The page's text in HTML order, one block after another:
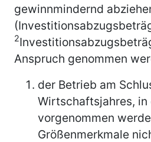
gewinnmindernd
2
Anspruch genommen
der Betrieb am
Wirtschaftsjahres, in
vorgenommen
Größenmerkmale